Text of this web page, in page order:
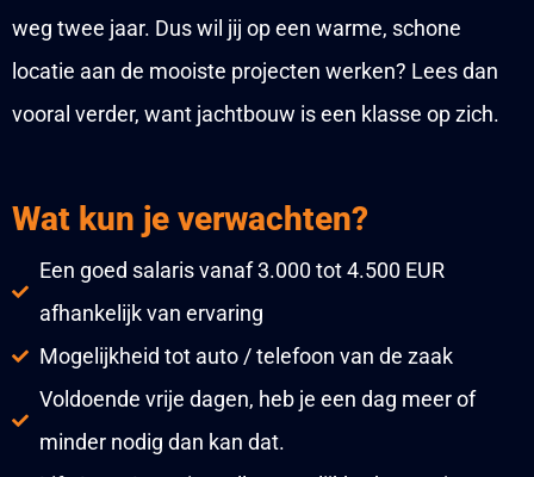
weg twee jaar. Dus wil jij op een warme, schone
locatie aan de mooiste projecten werken? Lees dan
vooral verder, want jachtbouw is een klasse op zich.
Wat kun je verwachten?
Een goed salaris vanaf 3.000 tot 4.500 EUR
afhankelijk van ervaring
Mogelijkheid tot auto / telefoon van de zaak
Voldoende vrije dagen, heb je een dag meer of
minder nodig dan kan dat.